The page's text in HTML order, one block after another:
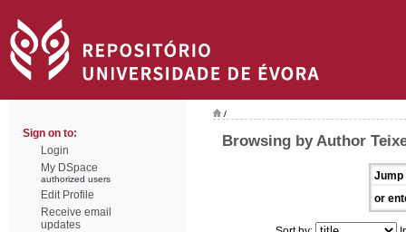
Sign on to:
Login
My DSpace
authorized users
Edit Profile
Receive email
updates
/
Browsing by Author
Jump
or